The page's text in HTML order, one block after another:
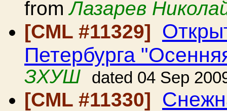
fromЛазарев
[CML #11329]
Петербурга
ЗХУШ
dated 04 Sep
[CML #11330]